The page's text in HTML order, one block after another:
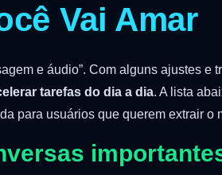
Vai Amar
e áudio”. Com alguns ajustes e
tarefas do dia a dia. A lista
para usuários que querem extrair o